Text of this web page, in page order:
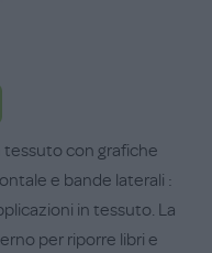
tessuto con grafiche
e bande laterali :
in tessuto. La
per riporre libri e